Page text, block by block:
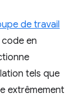
de travail
en
tels que
extrêmement